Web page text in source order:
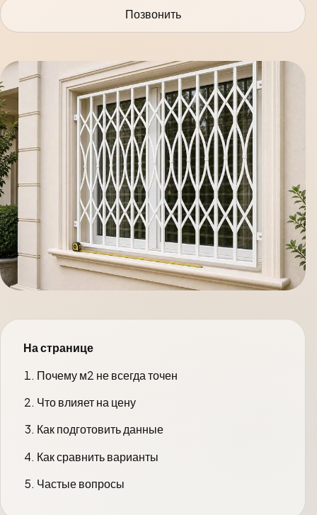
Позвонить
На странице
Почему м2 не всегда точен
Что влияет на цену
Как подготовить данные
Как сравнить варианты
Частые вопросы